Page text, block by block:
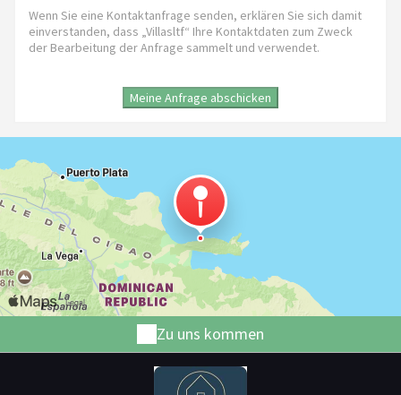
Wenn Sie eine Kontaktanfrage senden, erklären Sie sich damit
einverstanden, dass „Villasltf“ Ihre Kontaktdaten zum Zweck
der Bearbeitung der Anfrage sammelt und verwendet.
Zu uns kommen